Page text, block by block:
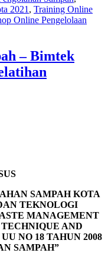
2021 , Training Online
Online Pengelolaan
– Bimtek
SAMPAH KOTA
TEKNOLOGI
MANAGEMENT
AND
NO 18 TAHUN 2008
SAMPAH”